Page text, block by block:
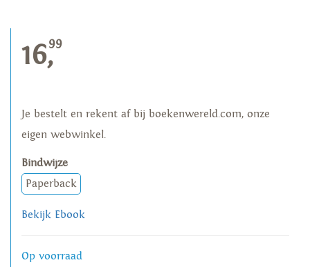
16,99
Je bestelt en rekent af bij boekenwereld.com, onze
eigen webwinkel.
Bindwijze
Paperback
Bekijk Ebook
Op voorraad